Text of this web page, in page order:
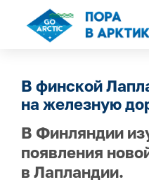
В финской
на железную
В Финляндии
появления
в Лапландии.